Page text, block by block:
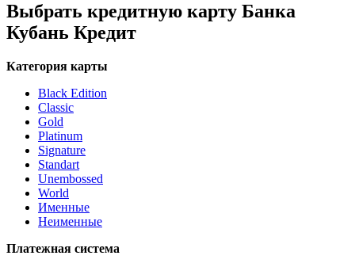
Выбрать кредитную карту Банка
Кубань Кредит
Категория карты
Black Edition
Classic
Gold
Platinum
Signature
Standart
Unembossed
World
Именные
Неименные
Платежная система